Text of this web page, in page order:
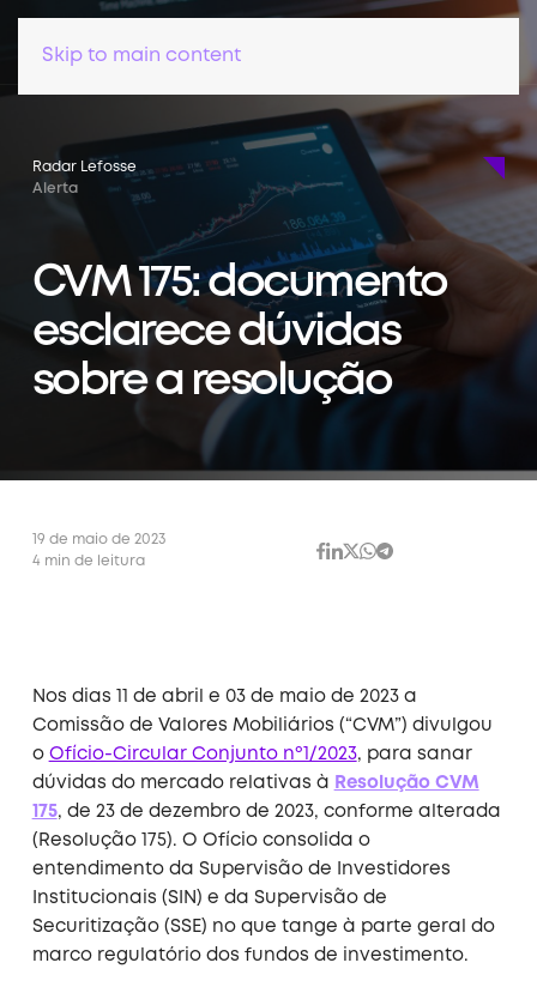
Skip to main content
Radar Lefosse
Alerta
CVM 175: documento
esclarece dúvidas
sobre a resolução
19 de maio de 2023
4 min de leitura
Nos dias 11 de abril e 03 de maio de 2023 a
Comissão de Valores Mobiliários (“CVM”) divulgou
o Ofício-Circular Conjunto nº1/2023, para sanar
dúvidas do mercado relativas à
Resolução CVM
175, de 23 de dezembro de 2023, conforme alterada
(Resolução 175). O Ofício consolida o
entendimento da Supervisão de Investidores
Institucionais (SIN) e da Supervisão de
Securitização (SSE) no que tange à parte geral do
marco regulatório dos fundos de investimento.